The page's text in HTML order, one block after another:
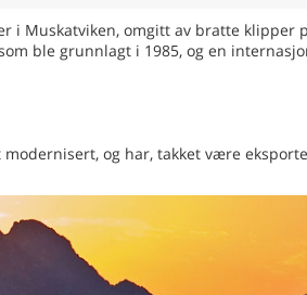
i Muskatviken, omgitt av bratte klipper
ble grunnlagt i 1985, og en
og har, takket være